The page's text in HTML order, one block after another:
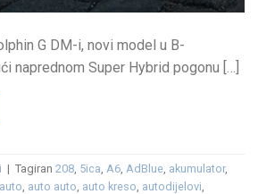
G DM-i, novi model u B-
naprednom Super Hybrid pogonu […]
| Tagiran 208, 5ica, A6, AdBlue, akumulator,
auto, auto auto, auto kreso, autodijelovi,